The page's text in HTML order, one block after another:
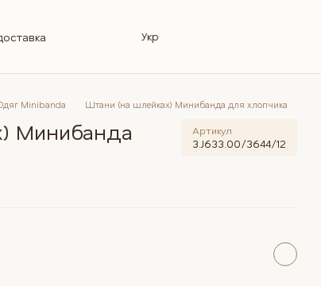
Магазин
Укр
Minibanda Штани (на шлейках) Минибанда для хлопчика
Минибанда
Артикул
3.J633.00/3644/12